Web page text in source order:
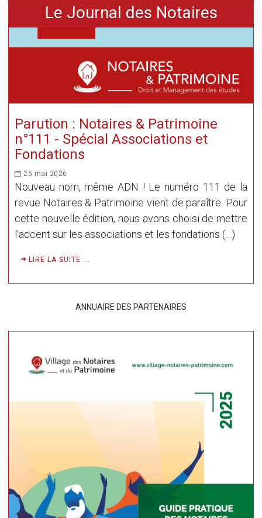
Le Journal des Notaires
Parution : Notaires & Patrimoine
n°111 - Spécial Associations et
Fondations
25 mai 2026
Nouveau nom, même ADN ! Le numéro 111 de la
revue Notaires & Patrimoine vient de paraître. Pour
cette nouvelle édition, nous avons choisi de mettre
l’accent sur les associations et les fondations (…)
LIRE LA SUITE ...
ANNUAIRE DES PARTENAIRES